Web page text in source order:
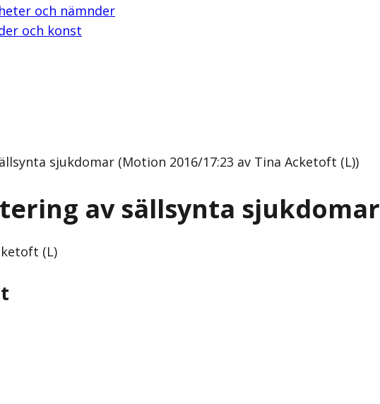
och nämnder
och konst
sjukdomar (Motion 2016/17:23 av Tina Acketoft (L))
av sällsynta sjukdomar
(L)